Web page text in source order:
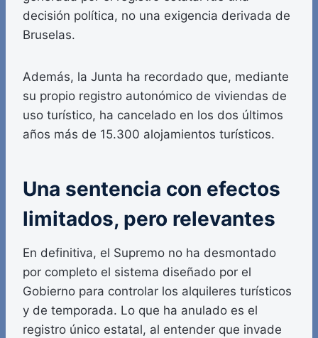
decisión política, no una exigencia derivada de
Bruselas.
Además, la Junta ha recordado que, mediante
su propio registro autonómico de viviendas de
uso turístico, ha cancelado en los dos últimos
años más de 15.300 alojamientos turísticos.
Una sentencia con efectos
limitados, pero relevantes
En definitiva, el Supremo no ha desmontado
por completo el sistema diseñado por el
Gobierno para controlar los alquileres turísticos
y de temporada. Lo que ha anulado es el
registro único estatal, al entender que invade